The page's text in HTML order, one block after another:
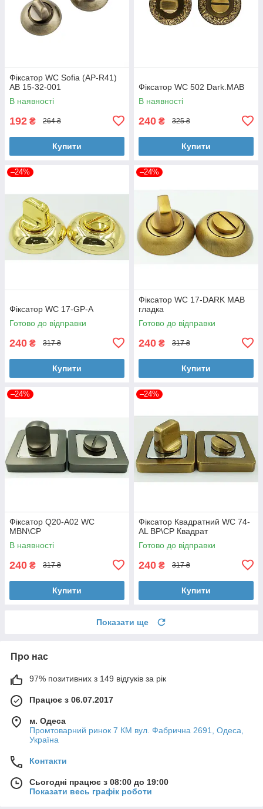
Фіксатор WC Sofia (AP-R41)
AB 15-32-001
В наявності
192 ₴ 264 ₴
Купити
Фіксатор WC 502 Dark.MAB
В наявності
240 ₴ 325 ₴
Купити
–24%
Фіксатор WC 17-GP-A
Готово до відправки
240 ₴ 317 ₴
Купити
–24%
Фіксатор WC 17-DARK MAB
гладка
Готово до відправки
240 ₴ 317 ₴
Купити
–24%
Фіксатор Q20-A02 WC
MBN\CP
В наявності
240 ₴ 317 ₴
Купити
–24%
Фіксатор Квадратний WC 74-
AL BP\CP Квадрат
Готово до відправки
240 ₴ 317 ₴
Купити
Показати ще
Про нас
97% позитивних з 149 відгуків за рік
Працює з 06.07.2017
м. Одеса
Промтоварний ринок 7 КМ вул. Фабрична 2691, Одеса,
Україна
Контакти
Сьогодні працює з 08:00 до 19:00
Показати весь графік роботи